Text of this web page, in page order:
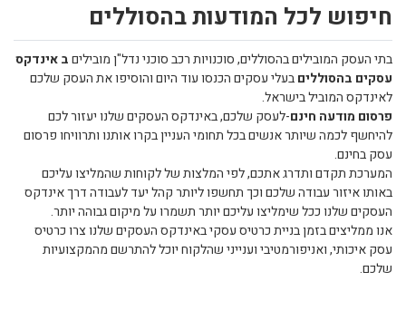
חיפוש לכל המודעות בהסוללים
בתי העסק המובילים בהסוללים, סוכנויות רכב סוכני נדל"ן מוביליםב אינדקס
עסקים בהסולליםבעלי עסקים הכנסו עוד היום והוסיפו את העסק שלכם
לאינדקס המוביל בישראל.
פרסום מודעה חינם-לעסק שלכם, באינדקס העסקים שלנו יעזור לכם
להיחשף לכמה שיותר אנשים בכל תחומי העניין בקרו אותנו ותרוויחו פרסום
עסק בחינם.
המערכת תקדם ותדרג אתכם, לפי המלצות של לקוחות שהמליצו עליכם
באותו איזור עבודה שלכם וכך תחשפו ליותר קהל יעד לעבודה דרך אינדקס
העסקים שלנו ככל שימליצו עליכם יותר תשמרו על מיקום גבוהה יותר.
אנו ממליצים בזמן בניית כרטיס עסקי באינדקס העסקים שלנו צרו כרטיס
עסק איכותי, ואניפורמטיבי וענייני שהלקוח יוכל להתרשם מהמקצועיות
שלכם.